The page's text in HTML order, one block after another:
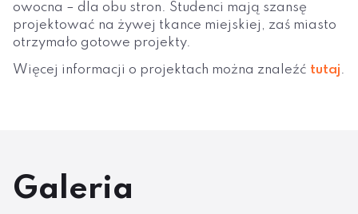
owocna – dla obu stron. Studenci mają szansę
projektować na żywej tkance miejskiej, zaś miasto
otrzymało gotowe projekty.
Więcej informacji o projektach można znaleźć tutaj.
Galeria